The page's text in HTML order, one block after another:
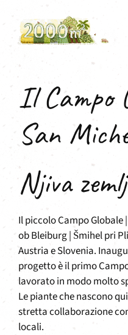
contenuto
Il Campo
San
Njiva
Il piccolo Campo Globale
ob Bleiburg | Šmihel pri
Austria e Slovenia.
progetto è il primo
lavorato in modo molto
Le piante che nascono
stretta collaborazione
locali.